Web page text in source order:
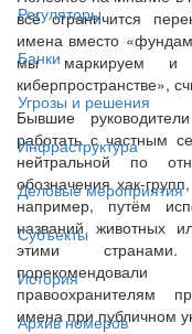
Регуляторы
Банки
Угрозы и решения
Инфраструктура
Деловые мероприятия
Субъекты
История
Архив номеров
всё ограничится
имена вместо
мы маркируем и
киберпространстве»,
Бывшие
работать с частным
нейтральной по
обозначения хак-
например, путём
названий животных
этими
правоохранителям
имена при публичном